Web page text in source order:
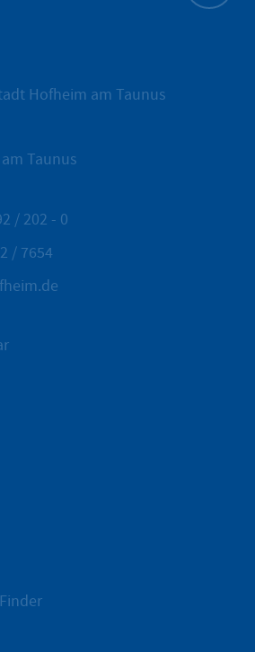
Hofheim am Taunus
Taunus
/ 202 - 0
/ 7654